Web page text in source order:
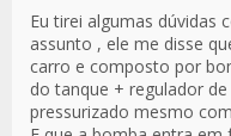
Eu tirei algumas dúvidas
assunto , ele me disse
carro e composto por
do tanque + regulador
pressurizado mesmo